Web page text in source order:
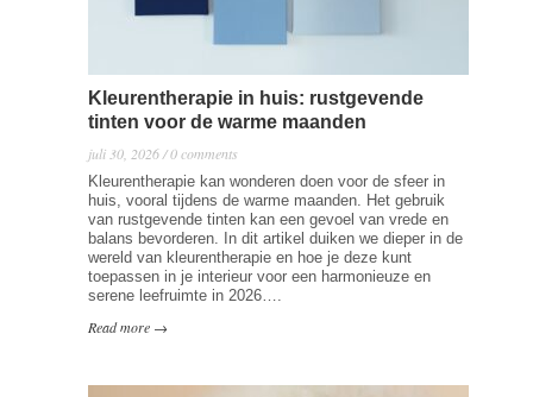
Kleurentherapie in huis: rustgevende
tinten voor de warme maanden
juli 30, 2026 / 0 comments
Kleurentherapie kan wonderen doen voor de sfeer in
huis, vooral tijdens de warme maanden. Het gebruik
van rustgevende tinten kan een gevoel van vrede en
balans bevorderen. In dit artikel duiken we dieper in de
wereld van kleurentherapie en hoe je deze kunt
toepassen in je interieur voor een harmonieuze en
serene leefruimte in 2026….
Read more →